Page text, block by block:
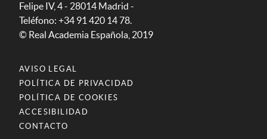
Felipe IV, 4 - 28014 Madrid -
Teléfono: +34 91 420 14 78.
© Real Academia Española, 2019
AVISO LEGAL
POLÍTICA DE PRIVACIDAD
POLÍTICA DE COOKIES
ACCESIBILIDAD
CONTACTO